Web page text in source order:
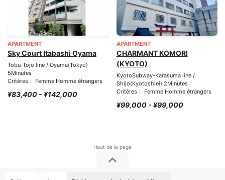
APARTMENT
Sky Court Itabashi Oyama
Tobu-Tojo line / Oyama(Tokyo)
5Minutes
Critères： Femme Homme étrangers
¥83,400 - ¥142,000
APARTMENT
CHARMANT KOMORI
(KYOTO)
KyotoSubway-Karasuma line /
Shijo(Kyotoshiei) 2Minutes
Critères： Femme Homme étrangers
¥99,000 - ¥99,000